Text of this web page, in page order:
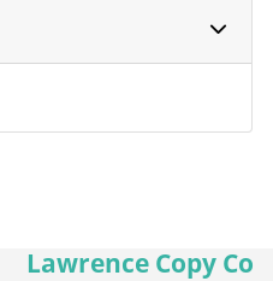
Lawrence Copy Co